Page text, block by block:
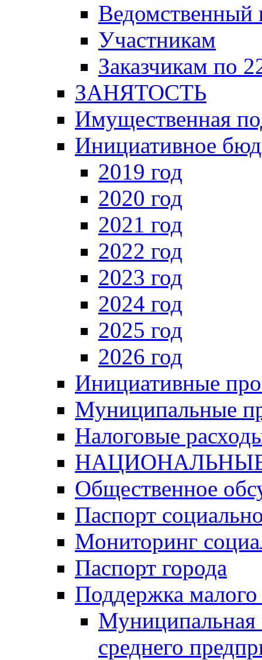
Ведомственный
Участникам
Заказчикам по
ЗАНЯТОСТЬ
Имущественная
Инициативное
2019 год
2020 год
2021 год
2022 год
2023 год
2024 год
2025 год
2026 год
Инициативные
Муниципальные
Налоговые
Общественное
Паспорт
Мониторинг
Паспорт города
Поддержка малого
Муниципальная
среднего